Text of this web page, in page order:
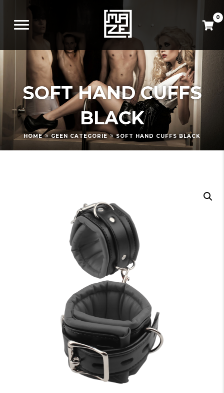
0
SOFT HAND CUFFS
BLACK
HOME » GEEN CATEGORIE » SOFT HAND CUFFS BLACK